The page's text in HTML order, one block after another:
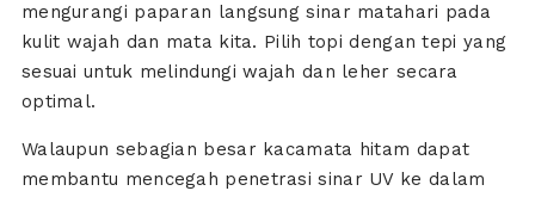
mengurangi paparan langsung sinar matahari pada
kulit wajah dan mata kita. Pilih topi dengan tepi yang
sesuai untuk melindungi wajah dan leher secara
optimal.
Walaupun sebagian besar kacamata hitam dapat
membantu mencegah penetrasi sinar UV ke dalam